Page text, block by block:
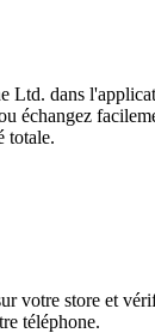
Ltd. dans
échangez
totale.
votre store et
téléphone.